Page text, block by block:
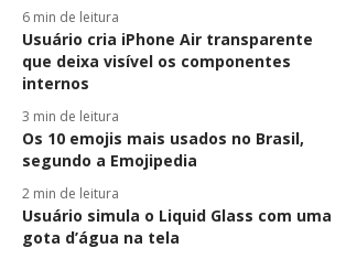
6 min de leitura
Usuário cria iPhone Air transparente
que deixa visível os componentes
internos
3 min de leitura
Os 10 emojis mais usados no Brasil,
segundo a Emojipedia
2 min de leitura
Usuário simula o Liquid Glass com uma
gota d’água na tela